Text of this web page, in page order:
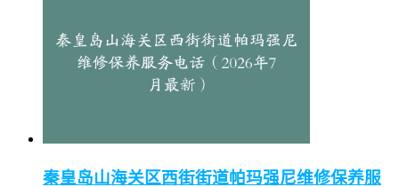
秦皇岛山海关区西街街道帕玛强尼维修保养服